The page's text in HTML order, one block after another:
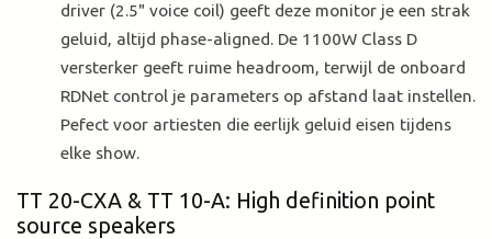
driver (2.5" voice coil) geeft deze monitor je een strak
geluid, altijd phase-aligned. De 1100W Class D
versterker geeft ruime headroom, terwijl de onboard
RDNet control je parameters op afstand laat instellen.
Pefect voor artiesten die eerlijk geluid eisen tijdens
elke show.
TT 20-CXA & TT 10-A: High definition point
source speakers